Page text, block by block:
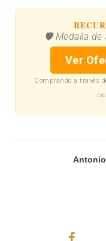
🛡️ Medalla de
Ver
Comprando a través